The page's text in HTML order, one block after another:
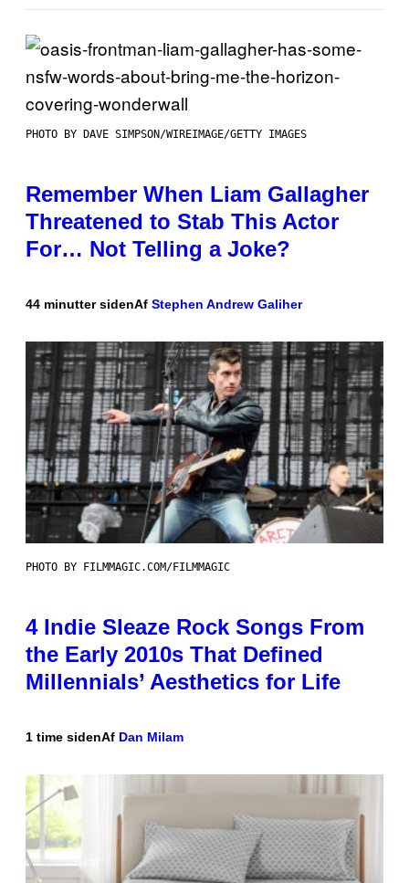
PHOTO BY DAVE SIMPSON/WIREIMAGE/GETTY IMAGES
Remember When Liam Gallagher
Threatened to Stab This Actor
For… Not Telling a Joke?
44 minutter sidenAf Stephen Andrew Galiher
PHOTO BY FILMMAGIC.COM/FILMMAGIC
4 Indie Sleaze Rock Songs From
the Early 2010s That Defined
Millennials’ Aesthetics for Life
1 time sidenAf Dan Milam